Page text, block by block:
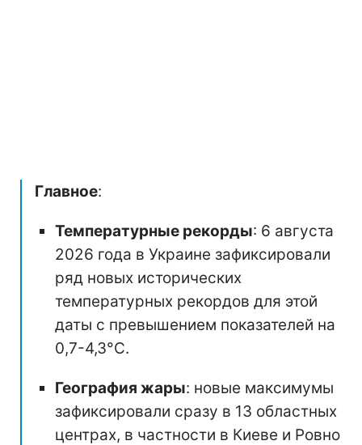
Главное:
Температурные рекорды: 6 августа
2026 года в Украине зафиксировали
ряд новых исторических
температурных рекордов для этой
даты с превышением показателей на
0,7-4,3°C.
География жары: новые максимумы
зафиксировали сразу в 13 областных
центрах, в частности в Киеве и Ровно